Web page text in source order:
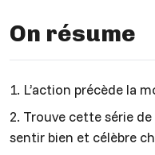
On résume
L’action précède la
Trouve cette série
sentir bien et célèbre